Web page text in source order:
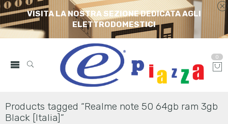
VISITA LA NOSTRA SEZIONE DEDICATA AGLI
ELETTRODOMESTICI
0
Products tagged “Realme note 50 64gb ram 3gb
Black [Italia]”